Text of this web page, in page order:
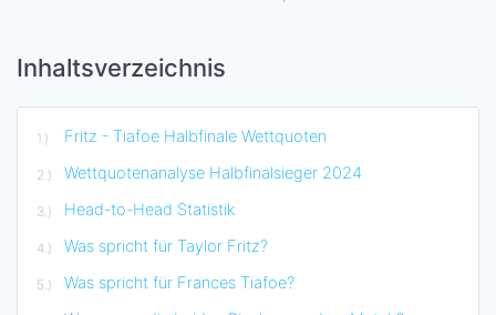
Inhaltsverzeichnis
Fritz - Tiafoe Halbfinale Wettquoten
Wettquotenanalyse Halbfinalsieger 2024
Head-to-Head Statistik
Was spricht für Taylor Fritz?
Was spricht für Frances Tiafoe?